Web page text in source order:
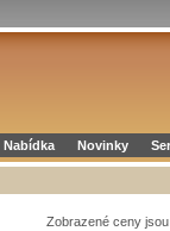
Nabídka Novinky
Zobrazené ceny jsou